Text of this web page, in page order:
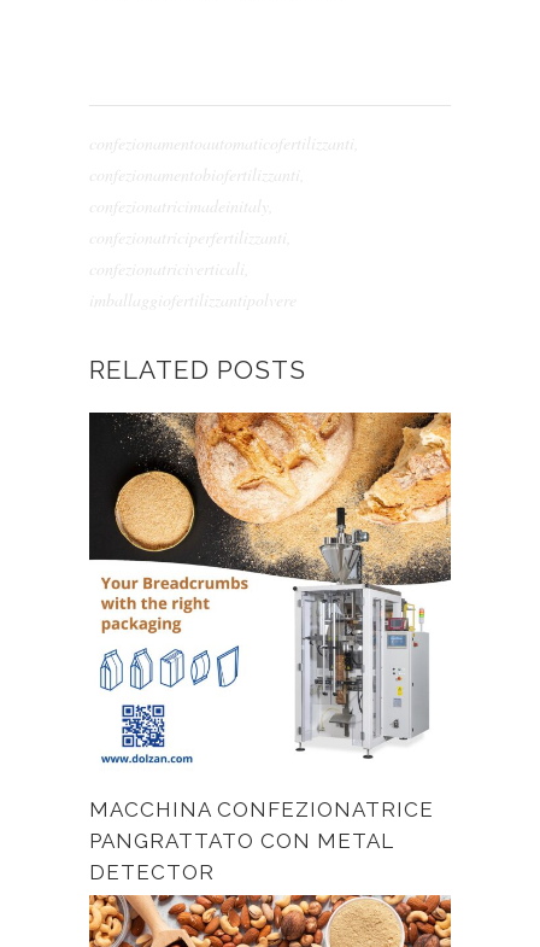
confezionamentoautomaticofertilizzanti
confezionamentobiofertilizzanti
confezionatricimadeinitaly
confezionatriciperfertilizzanti
confezionatriciverticali
imballaggiofertilizzantipolvere
RELATED POSTS
MACCHINA CONFEZIONATRICE
PANGRATTATO CON METAL
DETECTOR